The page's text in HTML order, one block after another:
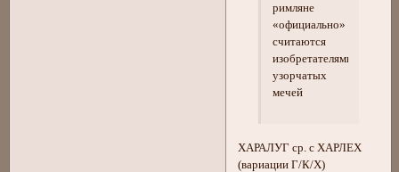
римляне
«официально»
считаются
изобретателями
узорчатых
мечей
ХАРАЛУГ ср. с ХАРЛЕХ
(вариации Г/К/Х)